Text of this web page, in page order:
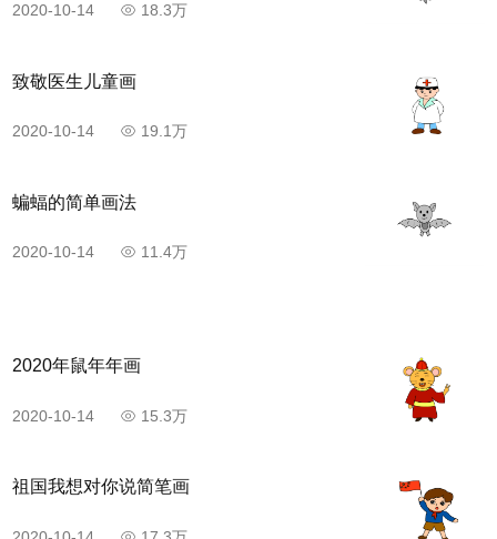
2020-10-14 18.3万
致敬医生儿童画
2020-10-14 19.1万
蝙蝠的简单画法
2020-10-14 11.4万
2020年鼠年年画
2020-10-14 15.3万
祖国我想对你说简笔画